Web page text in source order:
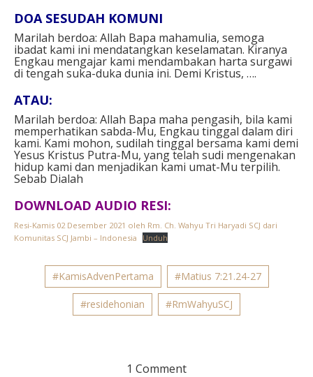
DOA SESUDAH KOMUNI
Marilah berdoa: Allah Bapa mahamulia, semoga
ibadat kami ini mendatangkan keselamatan. Kiranya
Engkau mengajar kami mendambakan harta surgawi
di tengah suka-duka dunia ini. Demi Kristus, ….
ATAU:
Marilah berdoa: Allah Bapa maha pengasih, bila kami
memperhatikan sabda-Mu, Engkau tinggal dalam diri
kami. Kami mohon, sudilah tinggal bersama kami demi
Yesus Kristus Putra-Mu, yang telah sudi mengenakan
hidup kami dan menjadikan kami umat-Mu terpilih.
Sebab Dialah
DOWNLOAD AUDIO RESI:
Resi-Kamis 02 Desember 2021 oleh Rm. Ch. Wahyu Tri Haryadi SCJ dari
Komunitas SCJ Jambi – Indonesia
Unduh
#KamisAdvenPertama #Matius 7:21.24-27
#residehonian #RmWahyuSCJ
1 Comment